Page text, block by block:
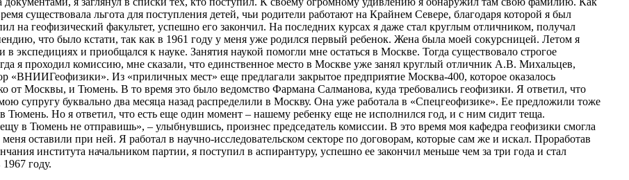
существовала льгота для поступления детей, чьи родители работают на Крайнем Севере, благодаря которой я был
на геофизический факультет, успешно его закончил. На последних курсах я даже стал круглым отличником, получал
что было кстати, так как в 1961 году у меня уже родился первый ребенок. Жена была моей сокурсницей. Летом я
в экспедициях и приобщался к науке. Занятия наукой помогли мне остаться в Москве. Тогда существовало строгое
я проходил комиссию, мне сказали, что единственное место в Москве уже занял круглый отличник А.В. Михальцев,
«ВНИИГеофизики». Из «приличных мест» еще предлагали закрытое предприятие Москва-400, которое оказалось
от Москвы, и Тюмень. В то время это было ведомство Фармана Салманова, куда требовались геофизики. Я ответил, что
супругу буквально два месяца назад распределили в Москву. Она уже работала в «Спецгеофизике». Ее предложили тоже
в Тюмень. Но я ответил, что есть еще один момент – нашему ребенку еще не исполнился год, и с ним сидит теща.
в Тюмень не отправишь», – улыбнувшись, произнес председатель комиссии. В это время моя кафедра геофизики смогла
меня оставили при ней. Я работал в научно-исследовательском секторе по договорам, которые сам же и искал. Проработав
института начальником партии, я поступил в аспирантуру, успешно ее закончил меньше чем за три года и стал
году.